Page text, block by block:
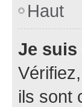
Haut
Je suis
ils sont